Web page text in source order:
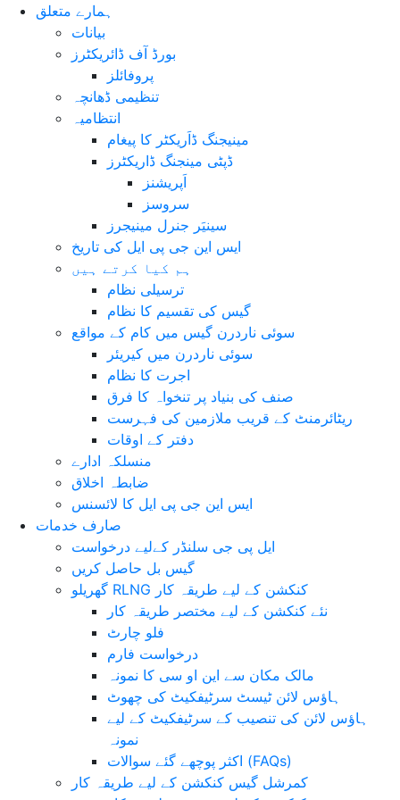
ہمارے متعلق
بیانات
پروفائلز
تنظیمی ڈھانچہ
مینیجنگ ڈاَریکٹر کا پیغام
ڈپٹی مینجنگ ڈاریکٹرز
اَپریشنز
سروسز
سینیَر جنرل مینیجرز
ایس این جی پی ایل کی تاریخ
ترسیلی نظام
گیس کی تقسیم کا نظام
سوئی ناردرن میں کیریئر
اجرت کا نظام
صنف کی بنیاد پر تنخواہ کا فرق
ریٹائرمنٹ کے قریب ملازمین کی فہرست
دفتر کے اوقات
منسلکہ ادارے
ضابطہ اخلاق
ایس این جی پی ایل کا لائسنس
صارف خدمات
ایل پی جی سلنڈر کےلیے درخواست
گیس بل حاصل کریں
گھریلو RLNG کنکشن کے لیے طریقہ کار
نئے کنکشن کے لیے مختصر طریقہ کار
فلو چارٹ
درخواست فارم
مالک مکان سے این او سی کا نمونہ
ہاؤس لائن ٹیسٹ سرٹیفکیٹ کی چھوٹ
ہاؤس لائن کی تنصیب کے سرٹیفکیٹ کے لیے
نمونہ
اکثر پوچھے گئے سوالات (FAQs)
کمرشل گیس کنکشن کے لیے طریقہ کار